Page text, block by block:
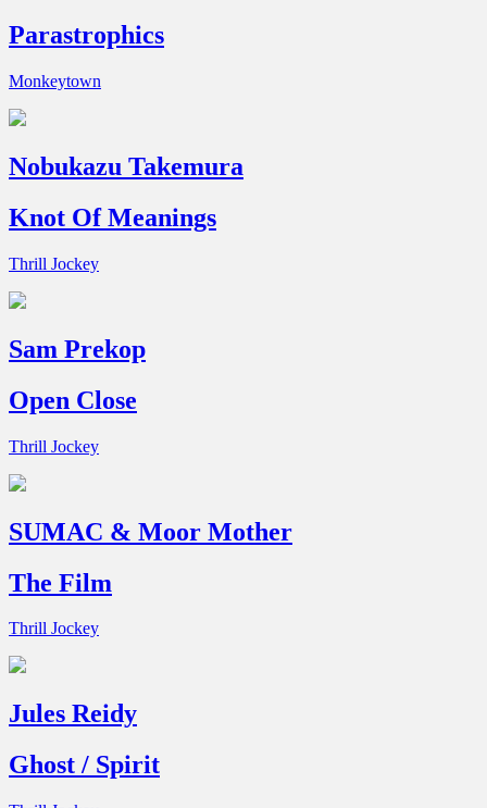
Parastrophics
Monkeytown
Nobukazu Takemura
Knot Of Meanings
Thrill Jockey
Sam Prekop
Open Close
Thrill Jockey
SUMAC & Moor Mother
The Film
Thrill Jockey
Jules Reidy
Ghost / Spirit